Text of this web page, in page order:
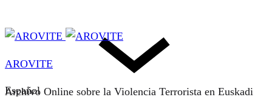
Español
AROVITE
Archivo Online sobre la Violencia Terrorista en Euskadi